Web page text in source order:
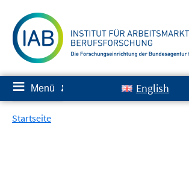
zum
Inhalt
≡ Menü ✘ English
Startseite